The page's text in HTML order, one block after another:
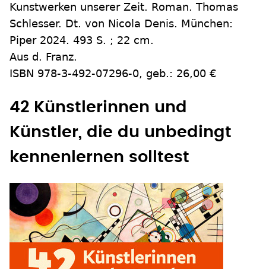
Kunstwerken unserer Zeit. Roman. Thomas
Schlesser. Dt. von Nicola Denis. München:
Piper 2024. 493 S. ; 22 cm.
Aus d. Franz.
ISBN 978-3-492-07296-0, geb.: 26,00 €
42 Künstlerinnen und
Künstler, die du unbedingt
kennenlernen solltest